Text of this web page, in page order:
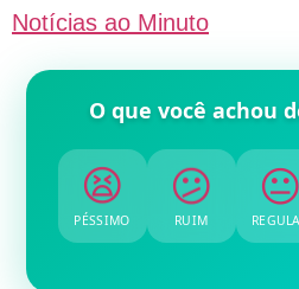
Notícias ao Minuto
O que você achou
😫
PÉSSIMO
😕
RUIM
😐